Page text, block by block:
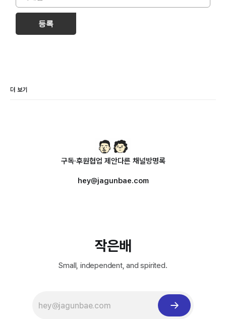
등록
더 보기
구독·후원협업 제안다른 채널방명록
hey@jagunbae.com
작은배
Small, independent, and spirited.